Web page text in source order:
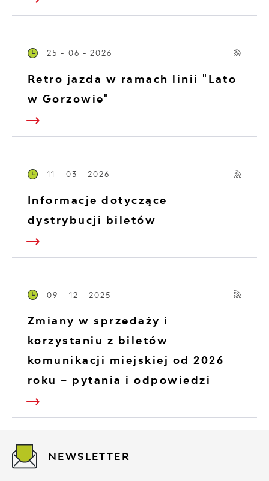
25 - 06 - 2026
Retro jazda w ramach linii "Lato
w Gorzowie"
11 - 03 - 2026
Informacje dotyczące
dystrybucji biletów
09 - 12 - 2025
Zmiany w sprzedaży i
korzystaniu z biletów
komunikacji miejskiej od 2026
roku – pytania i odpowiedzi
NEWSLETTER